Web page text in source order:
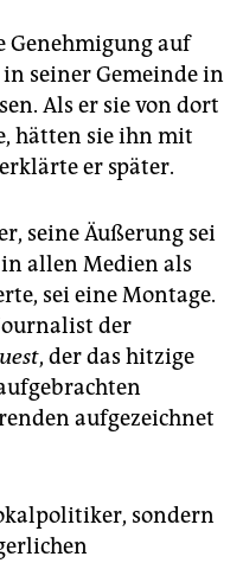
Genehmigung auf
seiner Gemeinde in
Als er sie von dort
hätten sie ihn mit
er später.
seine Äußerung sei
allen Medien als
sei eine Montage.
der
, der das hitzige
aufgezeichnet
sondern